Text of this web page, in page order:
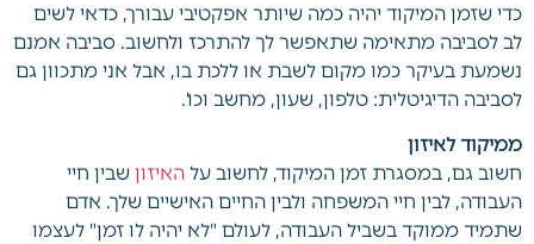
כדי שזמן המיקוד יהיה כמה שיותר אפקטיבי עבורך, כדאי לשים
לב לסביבה מתאימה שתאפשר לך להתרכז ולחשוב. סביבה אמנם
נשמעת בעיקר כמו מקום לשבת או ללכת בו, אבל אני מתכוון גם
לסביבה הדיגיטלית: טלפון, שעון, מחשב וכו'.
ממיקוד לאיזון
חשוב גם, במסגרת זמן המיקוד, לחשוב על האיזון שבין חיי
העבודה, לבין חיי המשפחה ולבין החיים האישיים שלך. אדם
שתמיד ממוקד בשביל העבודה, לעולם "לא יהיה לו זמן" לעצמו